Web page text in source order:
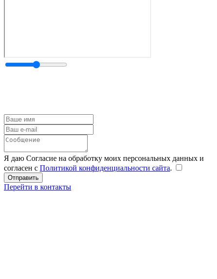
Я даю Согласие на обработку моих персональных данных и
согласен с Политикой конфиденциальности сайта.
Перейти в контакты